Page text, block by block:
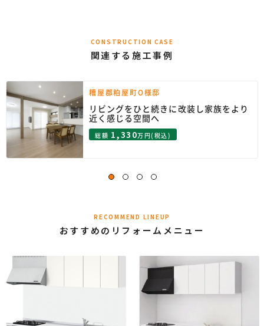
CONSTRUCTION CASE
関連する施工事例
糟屋郡粕屋町O様邸
リビングをひと続きに改装し家族をより
近く感じる空間へ
総額 1,330万円(税込)
RECOMMEND LINEUP
おすすめのリフォームメニュー